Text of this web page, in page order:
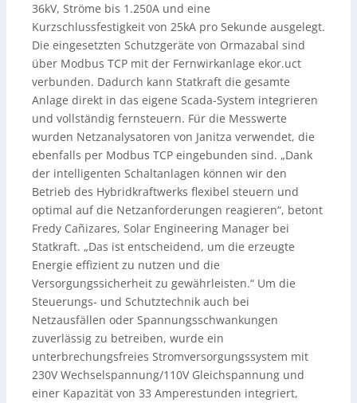
36kV, Ströme bis 1.250A und eine
Kurzschlussfestigkeit von 25kA pro Sekunde ausgelegt.
Die eingesetzten Schutzgeräte von Ormazabal sind
über Modbus TCP mit der Fernwirkanlage ekor.uct
verbunden. Dadurch kann Statkraft die gesamte
Anlage direkt in das eigene Scada-System integrieren
und vollständig fernsteuern. Für die Messwerte
wurden Netzanalysatoren von Janitza verwendet, die
ebenfalls per Modbus TCP eingebunden sind. „Dank
der intelligenten Schaltanlagen können wir den
Betrieb des Hybridkraftwerks flexibel steuern und
optimal auf die Netzanforderungen reagieren“, betont
Fredy Cañizares, Solar Engineering Manager bei
Statkraft. „Das ist entscheidend, um die erzeugte
Energie effizient zu nutzen und die
Versorgungssicherheit zu gewährleisten.“ Um die
Steuerungs- und Schutztechnik auch bei
Netzausfällen oder Spannungsschwankungen
zuverlässig zu betreiben, wurde ein
unterbrechungsfreies Stromversorgungssystem mit
230V Wechselspannung/110V Gleichspannung und
einer Kapazität von 33 Amperestunden integriert,